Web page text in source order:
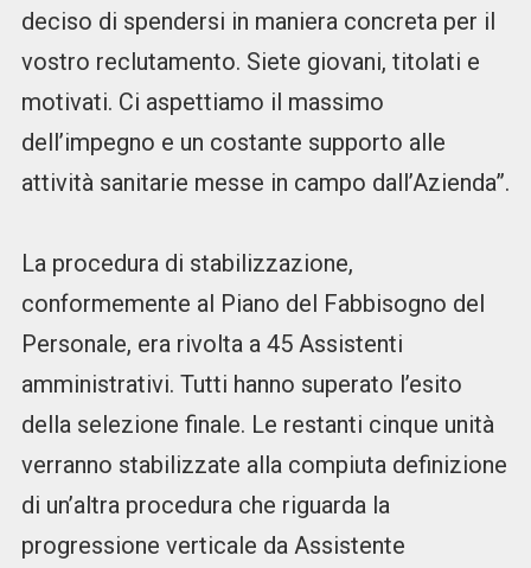
deciso di spendersi in maniera concreta per il
vostro reclutamento. Siete giovani, titolati e
motivati. Ci aspettiamo il massimo
dell’impegno e un costante supporto alle
attività sanitarie messe in campo dall’Azienda”.
La procedura di stabilizzazione,
conformemente al Piano del Fabbisogno del
Personale, era rivolta a 45 Assistenti
amministrativi. Tutti hanno superato l’esito
della selezione finale. Le restanti cinque unità
verranno stabilizzate alla compiuta definizione
di un’altra procedura che riguarda la
progressione verticale da Assistente